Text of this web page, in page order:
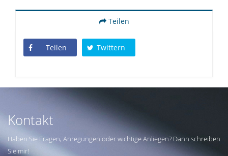
Teilen
Teilen Twittern
Kontakt
Haben Sie Fragen, Anregungen oder wichtige Anliegen? Dann schreiben
Sie mir!